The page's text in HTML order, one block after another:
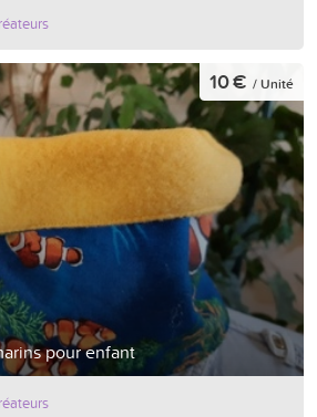
pour enfant
10 € / Unité